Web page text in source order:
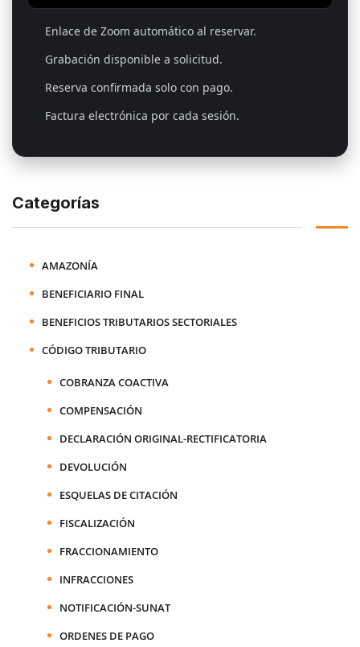
Enlace de Zoom automático al reservar.
Grabación disponible a solicitud.
Reserva confirmada solo con pago.
Factura electrónica por cada sesión.
Categorías
AMAZONÍA
BENEFICIARIO FINAL
BENEFICIOS TRIBUTARIOS SECTORIALES
CÓDIGO TRIBUTARIO
COBRANZA COACTIVA
COMPENSACIÓN
DECLARACIÓN ORIGINAL-RECTIFICATORIA
DEVOLUCIÓN
ESQUELAS DE CITACIÓN
FISCALIZACIÓN
FRACCIONAMIENTO
INFRACCIONES
NOTIFICACIÓN-SUNAT
ORDENES DE PAGO